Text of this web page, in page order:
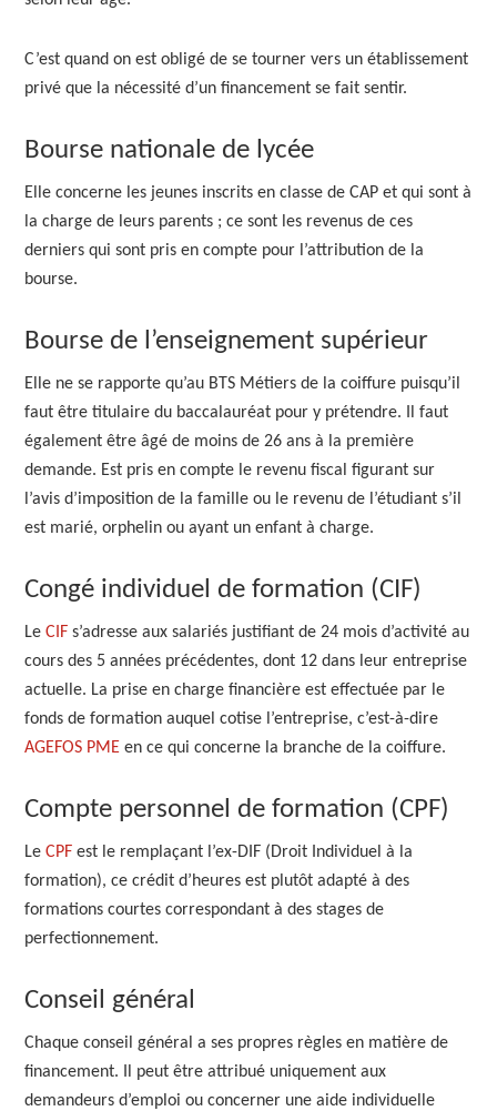
C’est quand on est obligé de se tourner vers un établissement
privé que la nécessité d’un financement se fait sentir.
Bourse nationale de lycée
Elle concerne les jeunes inscrits en classe de CAP et qui sont à
la charge de leurs parents ; ce sont les revenus de ces
derniers qui sont pris en compte pour l’attribution de la
bourse.
Bourse de l’enseignement supérieur
Elle ne se rapporte qu’au BTS Métiers de la coiffure puisqu’il
faut être titulaire du baccalauréat pour y prétendre. Il faut
également être âgé de moins de 26 ans à la première
demande. Est pris en compte le revenu fiscal figurant sur
l’avis d’imposition de la famille ou le revenu de l’étudiant s’il
est marié, orphelin ou ayant un enfant à charge.
Congé individuel de formation (CIF)
LeCIF s’adresse aux salariés justifiant de 24 mois d’activité au
cours des 5 années précédentes, dont 12 dans leur entreprise
actuelle. La prise en charge financière est effectuée par le
fonds de formation auquel cotise l’entreprise, c’est-à-dire
AGEFOS PME en ce qui concerne la branche de la coiffure.
Compte personnel de formation (CPF)
LeCPF est le remplaçant l’ex-DIF (Droit Individuel à la
formation), ce crédit d’heures est plutôt adapté à des
formations courtes correspondant à des stages de
perfectionnement.
Conseil général
Chaque conseil général a ses propres règles en matière de
financement. Il peut être attribué uniquement aux
demandeurs d’emploi ou concerner une aide individuelle